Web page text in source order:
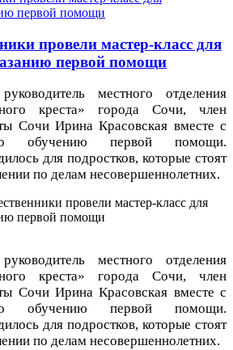
провели мастер-класс для
первой помощи
местного отделения
креста» города Сочи, член
Сочи Ирина Красовская вместе с
обучению первой помощи.
для подростков, которые стоят
по делам несовершеннолетних.
провели мастер-класс для
первой помощи
местного отделения
креста» города Сочи, член
Сочи Ирина Красовская вместе с
обучению первой помощи.
для подростков, которые стоят
по делам несовершеннолетних.